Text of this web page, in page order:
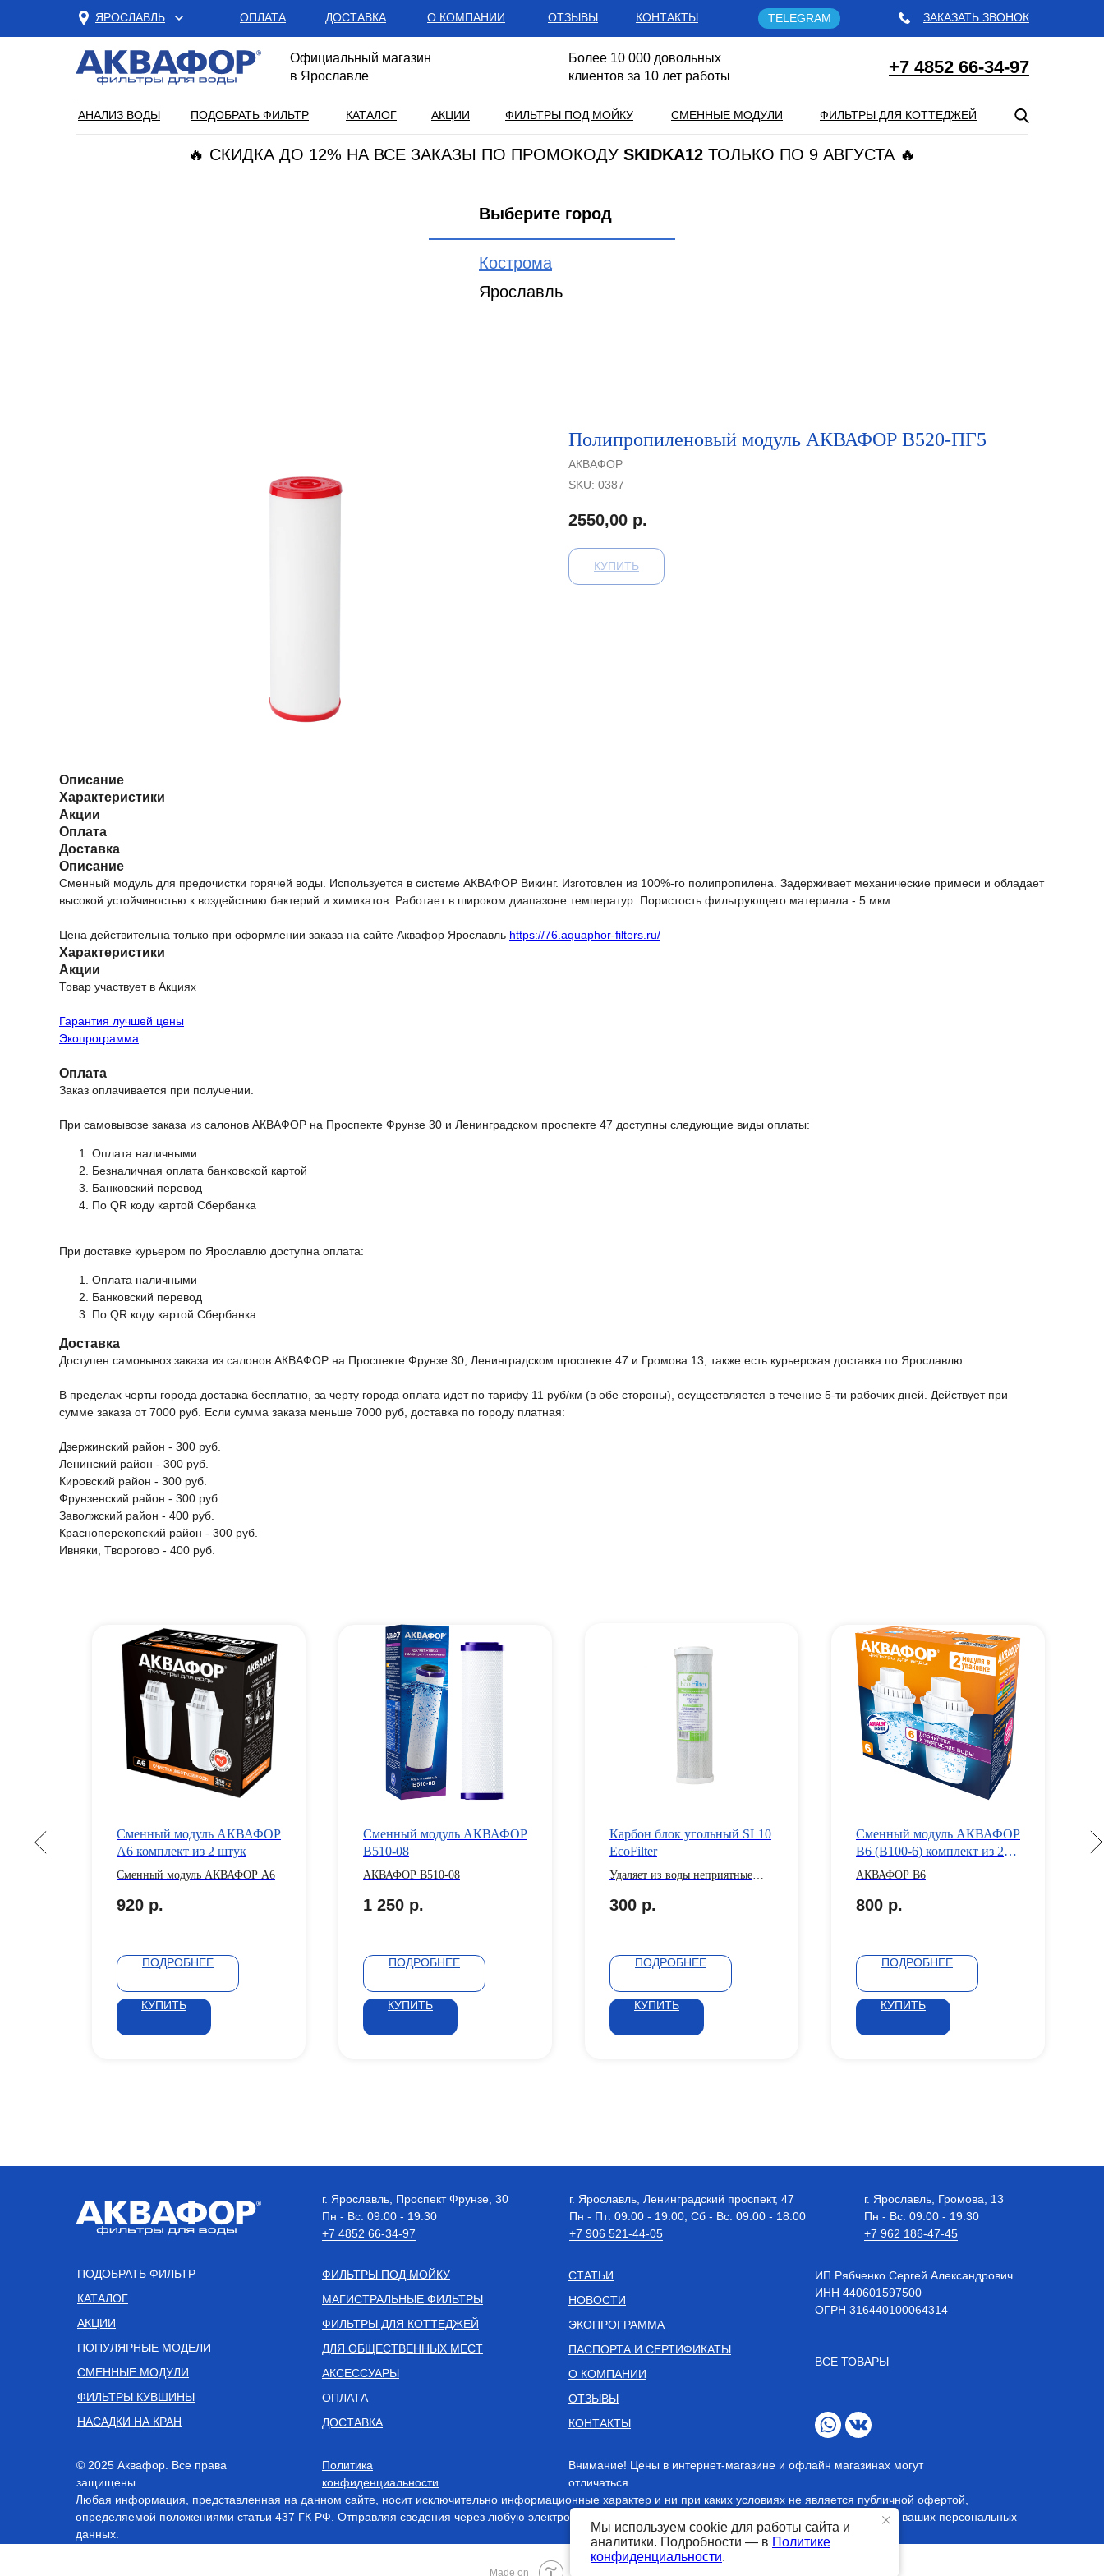
Мы используем cookie для работы сайта и
аналитики. Подробности — в Политике
конфиденциальности.
+7 4852 66-34-97
КАТАЛОГ
ЯРОСЛАВЛЬ
АКЦИИ ФИЛЬТРЫ ПОД МОЙКУ СМЕННЫЕ МОДУЛИ
ЗАКАЗАТЬ ЗВОНОК
ФИЛЬТРЫ ДЛЯ КОТТЕДЖЕЙ
ПОДОБРАТЬ ФИЛЬТР
АНАЛИЗ ВОДЫ
Официальный магазин
в Ярославле
🔥 СКИДКА ДО 12% НА ВСЕ ЗАКАЗЫ ПО ПРОМОКОДУ SKIDKA12 ТОЛЬКО ПО 9 АВГУСТА 🔥
ОПЛАТА ДОСТАВКА О КОМПАНИИ ОТЗЫВЫ КОНТАКТЫ TELEGRAM
Более 10 000 довольных
клиентов за 10 лет работы
Кострома
Ярославль
Выберите город
Полипропиленовый модуль АКВАФОР В520-ПГ5
АКВАФОР
SKU: 0387
2550,00 р.
КУПИТЬ
Описание
Характеристики
Акции
Оплата
Доставка
Описание
Сменный модуль для предочистки горячей воды. Используется в системе АКВАФОР Викинг. Изготовлен из 100%-го полипропилена. Задерживает механические примеси и обладает
высокой устойчивостью к воздействию бактерий и химикатов. Работает в широком диапазоне температур. Пористость фильтрующего материала - 5 мкм.
Цена действительна только при оформлении заказа на сайте Аквафор Ярославль https://76.aquaphor-filters.ru/
Характеристики
Акции
Товар участвует в Акциях
Гарантия лучшей цены
Экопрограмма
Оплата
Заказ оплачивается при получении.
При самовывозе заказа из салонов АКВАФОР на Проспекте Фрунзе 30 и Ленинградском проспекте 47 доступны следующие виды оплаты:
Оплата наличными
Безналичная оплата банковской картой
Банковский перевод
По QR коду картой Сбербанка
При доставке курьером по Ярославлю доступна оплата:
Оплата наличными
Банковский перевод
По QR коду картой Сбербанка
Доставка
Доступен самовывоз заказа из салонов АКВАФОР на Проспекте Фрунзе 30, Ленинградском проспекте 47 и Громова 13, также есть курьерская доставка по Ярославлю.
В пределах черты города доставка бесплатно, за черту города оплата идет по тарифу 11 руб/км (в обе стороны), осуществляется в течение 5-ти рабочих дней. Действует при
сумме заказа от 7000 руб. Если сумма заказа меньше 7000 руб, доставка по городу платная:
Дзержинский район - 300 руб.
Ленинский район - 300 руб.
Кировский район - 300 руб.
Фрунзенский район - 300 руб.
Заволжский район - 400 руб.
Красноперекопский район - 300 руб.
Ивняки, Творогово - 400 руб.
Сменный модуль АКВАФОР
А6 комплект из 2 штук
Сменный модуль АКВАФОР А6
920 р.
ПОДРОБНЕЕ
КУПИТЬ
Сменный модуль АКВАФОР
B510-08
АКВАФОР B510-08
1 250 р.
ПОДРОБНЕЕ
КУПИТЬ
Карбон блок угольный SL10
EcoFilter
Удаляет из воды неприятные
органику, снижает мутность и
300 р.
ПОДРОБНЕЕ
КУПИТЬ
Сменный модуль АКВАФОР
В6 (В100-6) комплект из 2
штук
АКВАФОР В6
800 р.
ПОДРОБНЕЕ
КУПИТЬ
© 2025 Аквафор. Все права
защищены
Политика
конфиденциальности
КАТАЛОГ
СМЕННЫЕ МОДУЛИ
ФИЛЬТРЫ КУВШИНЫ
НАСАДКИ НА КРАН
ФИЛЬТРЫ ПОД МОЙКУ
МАГИСТРАЛЬНЫЕ ФИЛЬТРЫ
ФИЛЬТРЫ ДЛЯ КОТТЕДЖЕЙ
ДЛЯ ОБЩЕСТВЕННЫХ МЕСТ
АКСЕССУАРЫ
О КОМПАНИИ
КОНТАКТЫ
ПАСПОРТА И СЕРТИФИКАТЫ
ОПЛАТА
СТАТЬИ
Внимание! Цены в интернет-магазине и офлайн магазинах могут
отличаться
НОВОСТИ
г. Ярославль, Проспект Фрунзе, 30
Пн - Вс: 09:00 - 19:30
+7 4852 66-34-97
г. Ярославль, Ленинградский проспект, 47
Пн - Пт: 09:00 - 19:00, Сб - Вс: 09:00 - 18:00
+7 906 521-44-05
АКЦИИ
ПОПУЛЯРНЫЕ МОДЕЛИ
ДОСТАВКА
ЭКОПРОГРАММА
ОТЗЫВЫ
ВСЕ ТОВАРЫ
г. Ярославль, Громова, 13
Пн - Вс: 09:00 - 19:30
+7 962 186-47-45
Любая информация, представленная на данном сайте, носит исключительно информационные характер и ни при каких условиях не является публичной офертой,
определяемой положениями статьи 437 ГК РФ. Отправляя сведения через любую электронную форму на этом сайте, вы даете согласие на обработку ваших персональных
данных.
ПОДОБРАТЬ ФИЛЬТР
ИП Рябченко Сергей Александрович
ИНН 440601597500
OГРН 316440100064314
Made on